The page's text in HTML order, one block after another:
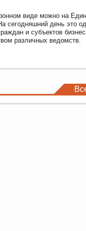
виде можно на
сегодняшний день это
и субъектов
различных ведомств.